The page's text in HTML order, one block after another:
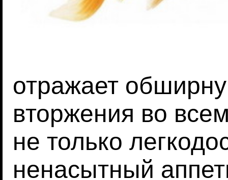
отражает
вторжения во
не только
ненасытный